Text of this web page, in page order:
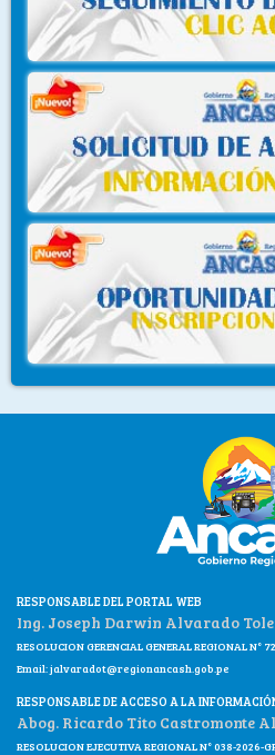
RESPONSABLE DEL PORTAL WEB
Ing. Joseph Darwin Alvarado
RESOLUCION GERENCIAL GENERAL REGIONAL N°
Email:jalvaradot@regionancash.gob.pe
RESPONSABLE DE ACCESO A LA
Abog. Ricardo Tito Castromonte
RESOLUCION EJECUTIVA REGIONAL N° 038-2026-